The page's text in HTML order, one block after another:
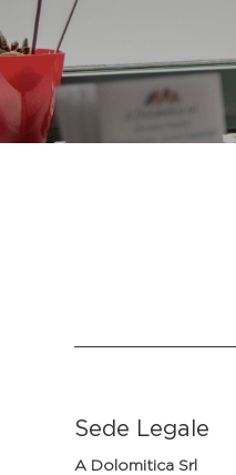
Sede Legale
A Dolomitica Srl